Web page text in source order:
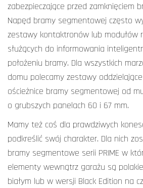
zabezpieczające przed zamknięciem
Napęd bramy segmentowej często
zestawy kontaktronów lub modułów
służących do informowania
położeniu bramy. Dla wszystkich
domu polecamy zestawy
ościeżnice bramy segmentowej od
o grubszych panelach 60 i 67 mm.
Mamy też coś dla prawdziwych
podkreślić swój charakter. Dla nich
bramy segmentowe serii PRIME w
elementy wewnątrz garażu są
białym lub w wersji Black Edition na